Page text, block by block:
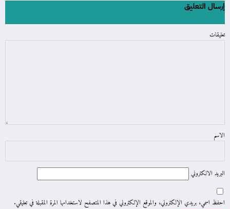
إرسال التعليق
تعليقات
الاسم
البريد الالكتروني
احفظ اسمي، بريدي الإلكتروني، والموقع الإلكتروني في هذا المتصفح لاستخدامها المرة المقبلة في تعليقي.